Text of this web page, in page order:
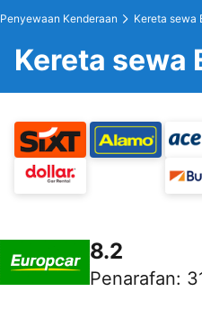
Penyewaan Kenderaan Kereta sewa
Kereta sewa
8.2
Penarafan: